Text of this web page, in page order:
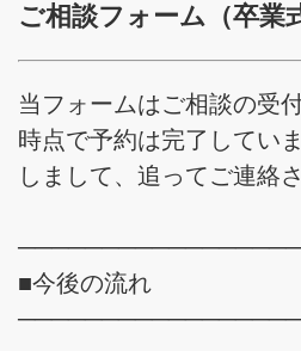
ご相談フォーム（卒業
当フォームはご相談の受
時点で予約は完了してい
しまして、追ってご連絡
■今後の流れ